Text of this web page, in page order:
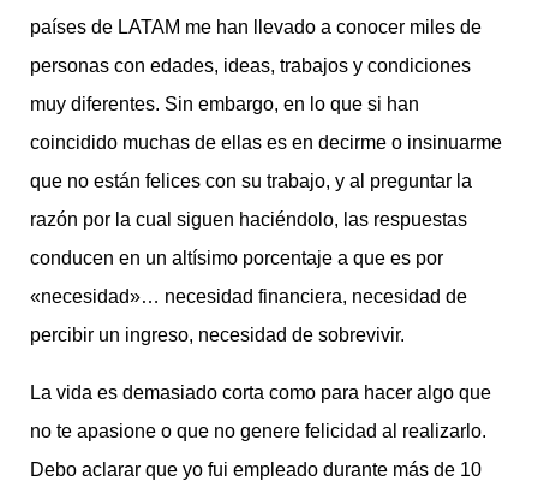
países de LATAM me han llevado a conocer miles de
personas con edades, ideas, trabajos y condiciones
muy diferentes. Sin embargo, en lo que si han
coincidido muchas de ellas es en decirme o insinuarme
que no están felices con su trabajo, y al preguntar la
razón por la cual siguen haciéndolo, las respuestas
conducen en un altísimo porcentaje a que es por
«necesidad»… necesidad financiera, necesidad de
percibir un ingreso, necesidad de sobrevivir.
La vida es demasiado corta como para hacer algo que
no te apasione o que no genere felicidad al realizarlo.
Debo aclarar que yo fui empleado durante más de 10